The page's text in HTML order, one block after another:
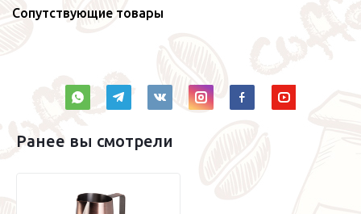
Сопутствующие товары
Ранее вы смотрели